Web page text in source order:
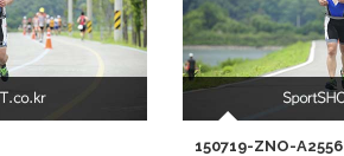
150719-ZNO-A2556